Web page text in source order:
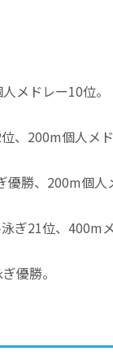
メドレー10位。
200m個人メ
勝、200m個
ぎ21位、400m
優勝。